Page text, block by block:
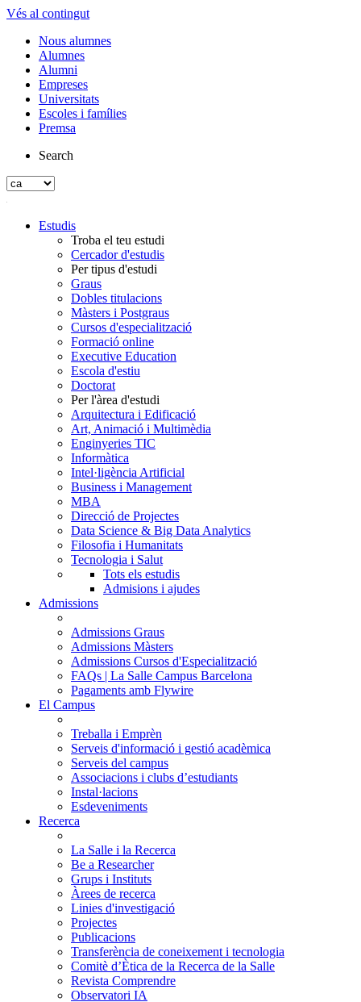
Vés al contingut
Nous alumnes
Alumnes
Alumni
Empreses
Universitats
Escoles i famílies
Premsa
Search
Estudis
Troba el teu estudi
Cercador d'estudis
Per tipus d'estudi
Graus
Dobles titulacions
Màsters i Postgraus
Cursos d'especialització
Formació online
Executive Education
Escola d'estiu
Doctorat
Per l'àrea d'estudi
Arquitectura i Edificació
Art, Animació i Multimèdia
Enginyeries TIC
Informàtica
Intel·ligència Artificial
Business i Management
MBA
Direcció de Projectes
Data Science & Big Data Analytics
Filosofia i Humanitats
Tecnologia i Salut
Tots els estudis
Admisions i ajudes
Admissions
Admissions Graus
Admissions Màsters
Admissions Cursos d'Especialització
FAQs | La Salle Campus Barcelona
Pagaments amb Flywire
El Campus
Treballa i Emprèn
Serveis d'informació i gestió acadèmica
Serveis del campus
Associacions i clubs d’estudiants
Instal·lacions
Esdeveniments
Recerca
La Salle i la Recerca
Be a Researcher
Grups i Instituts
Àrees de recerca
Linies d'investigació
Projectes
Publicacions
Transferència de coneixement i tecnologia
Comitè d’Ètica de la Recerca de la Salle
Revista Comprendre
Observatori IA